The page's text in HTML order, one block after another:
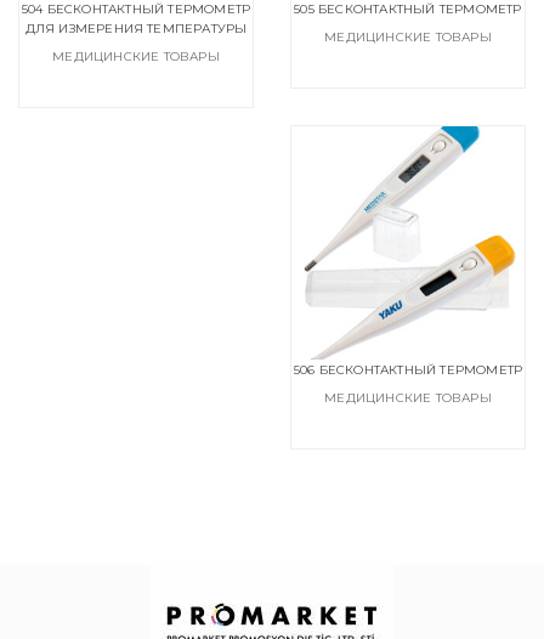
504 БЕСКОНТАКТНЫЙ ТЕРМОМЕТР
ДЛЯ ИЗМЕРЕНИЯ ТЕМПЕРАТУРЫ
МЕДИЦИНСКИЕ ТОВАРЫ
505 БЕСКОНТАКТНЫЙ ТЕРМОМЕТР
МЕДИЦИНСКИЕ ТОВАРЫ
506 БЕСКОНТАКТНЫЙ ТЕРМОМЕТР
МЕДИЦИНСКИЕ ТОВАРЫ